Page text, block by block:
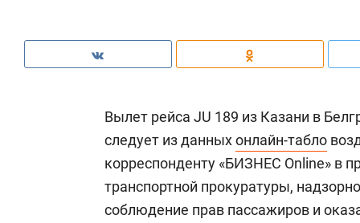
Вылет рейса JU 189 из Казани в
следует из данныхонлайн-табло
корреспонденту «БИЗНЕС Online» в
транспортной прокуратуры,
соблюдение прав пассажиров и